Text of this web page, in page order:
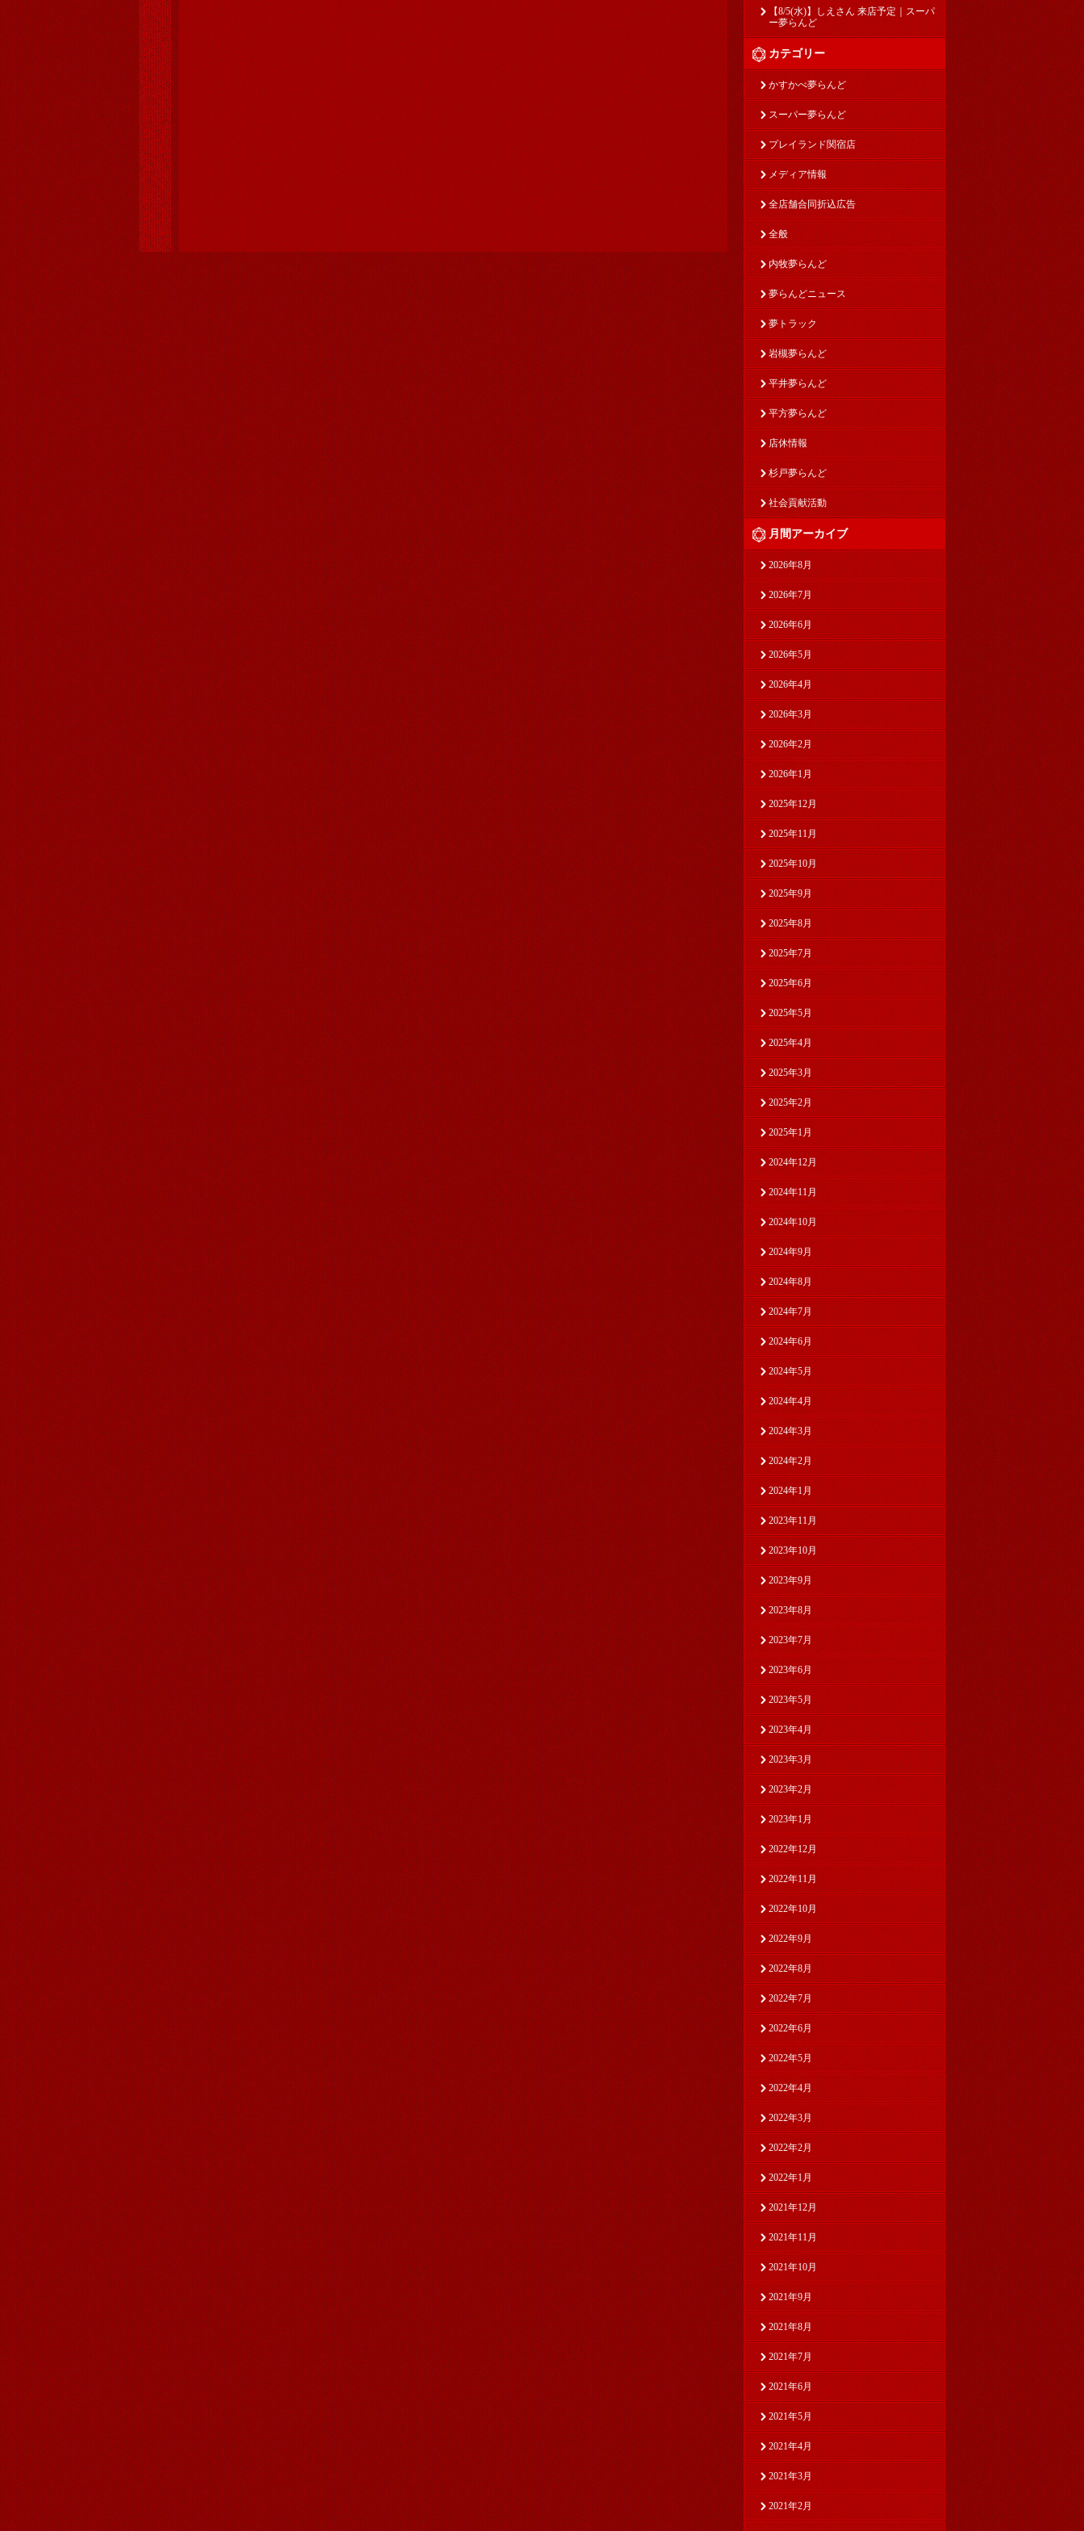
【8/5(水)】しえさん 来店予定｜スーパ
ー夢らんど
カテゴリー
かすかべ夢らんど
スーパー夢らんど
プレイランド関宿店
メディア情報
全店舗合同折込広告
全般
内牧夢らんど
夢らんどニュース
夢トラック
岩槻夢らんど
平井夢らんど
平方夢らんど
店休情報
杉戸夢らんど
社会貢献活動
月間アーカイブ
2026年8月
2026年7月
2026年6月
2026年5月
2026年4月
2026年3月
2026年2月
2026年1月
2025年12月
2025年11月
2025年10月
2025年9月
2025年8月
2025年7月
2025年6月
2025年5月
2025年4月
2025年3月
2025年2月
2025年1月
2024年12月
2024年11月
2024年10月
2024年9月
2024年8月
2024年7月
2024年6月
2024年5月
2024年4月
2024年3月
2024年2月
2024年1月
2023年11月
2023年10月
2023年9月
2023年8月
2023年7月
2023年6月
2023年5月
2023年4月
2023年3月
2023年2月
2023年1月
2022年12月
2022年11月
2022年10月
2022年9月
2022年8月
2022年7月
2022年6月
2022年5月
2022年4月
2022年3月
2022年2月
2022年1月
2021年12月
2021年11月
2021年10月
2021年9月
2021年8月
2021年7月
2021年6月
2021年5月
2021年4月
2021年3月
2021年2月